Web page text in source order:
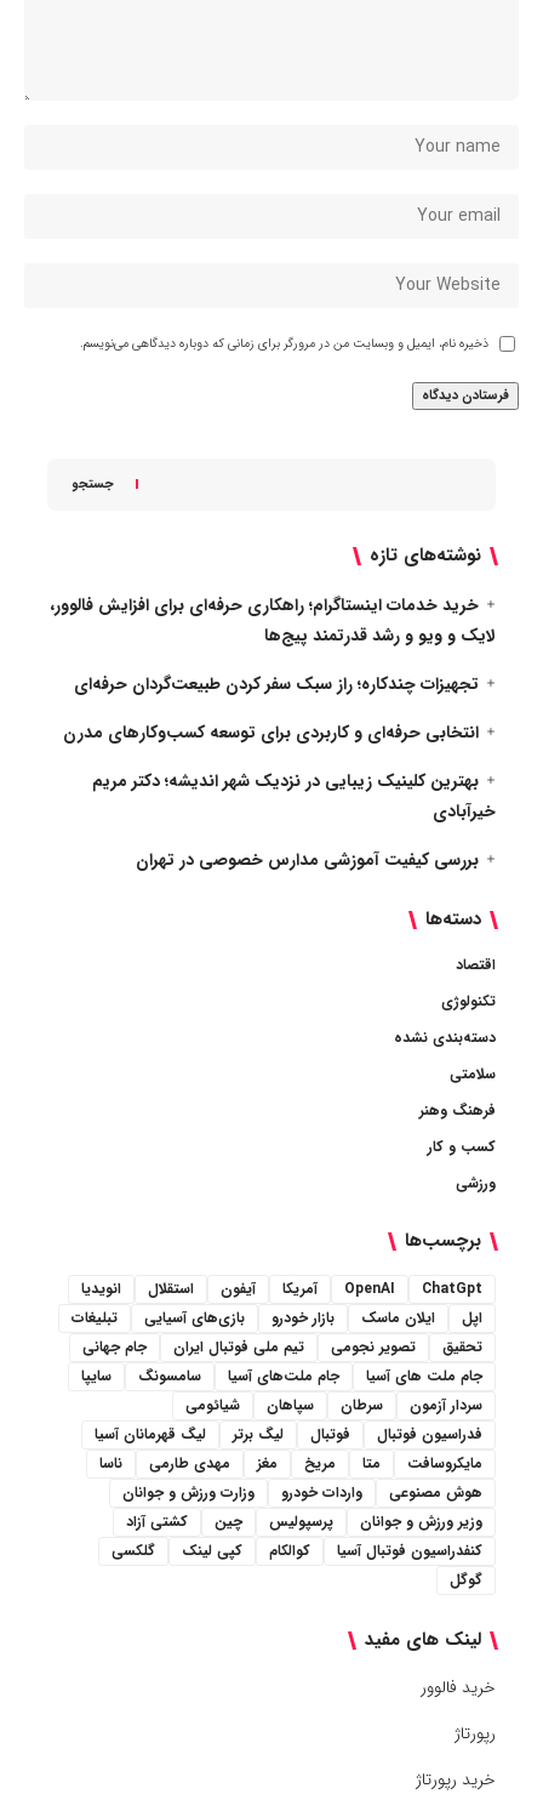
ذخیره نام، ایمیل و وبسایت من در مرورگر برای زمانی که دوباره دیدگاهی می‌نویسم.
جستجو
نوشته‌های تازه
خرید خدمات اینستاگرام؛ راهکاری حرفه‌ای برای افزایش فالوور،
لایک و ویو و رشد قدرتمند پیج‌ها
تجهیزات چندکاره؛ راز سبک سفر کردن طبیعت‌گردان حرفه‌ای
انتخابی حرفه‌ای و کاربردی برای توسعه کسب‌وکارهای مدرن
بهترین کلینیک زیبایی در نزدیک شهر اندیشه؛ دکتر مریم
خیرآبادی
بررسی کیفیت آموزشی مدارس خصوصی در تهران
دسته‌ها
اقتصاد
تکنولوژی
دسته‌بندی نشده
سلامتی
فرهنگ وهنر
کسب و کار
ورزشی
برچسب‌ها
ChatGpt
OpenAI آمریکا آیفون استقلال
انویدیا
اپل
ایلان ماسک بازار خودرو بازی‌های آسیایی
تبلیغات
تحقیق
تصویر نجومی تیم ملی فوتبال ایران
جام جهانی
جام ملت های آسیا
جام ملت‌های آسیا سامسونگ
سایپا
سردار آزمون
سرطان سپاهان
شیائومی
فدراسیون فوتبال
فوتبال لیگ برتر
لیگ قهرمانان آسیا
مایکروسافت
متا مریخ مغز مهدی طارمی
ناسا
هوش مصنوعی
واردات خودرو
وزارت ورزش و جوانان
وزیر ورزش و جوانان
پرسپولیس چین
کشتی آزاد
کنفدراسیون فوتبال آسیا
کوالکام کپی لینک
گلکسی
گوگل
لینک های مفید
خرید فالوور
رپورتاژ
خرید رپورتاژ